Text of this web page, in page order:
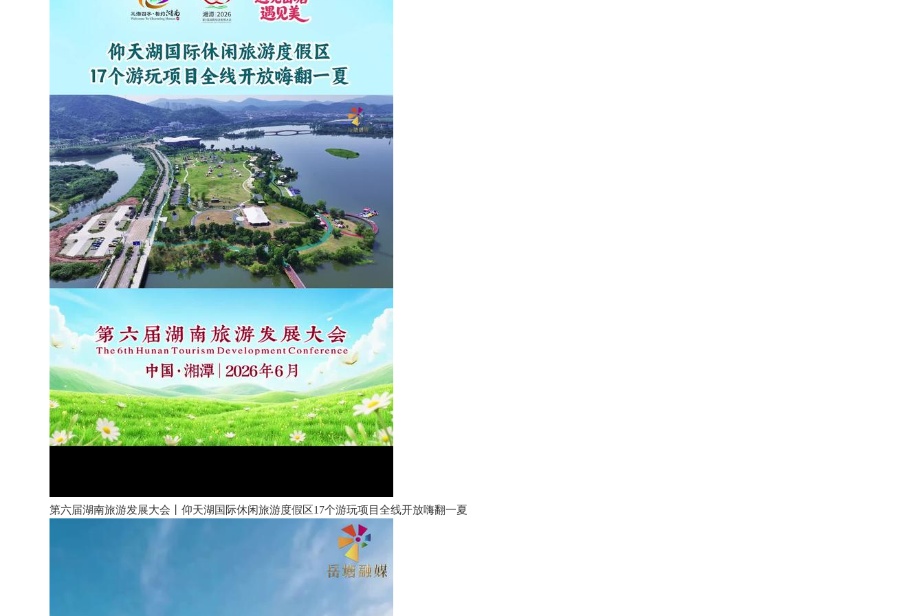
第六届湖南旅游发展大会丨仰天湖国际休闲旅游度假区17个游玩项目全线开放嗨翻一夏